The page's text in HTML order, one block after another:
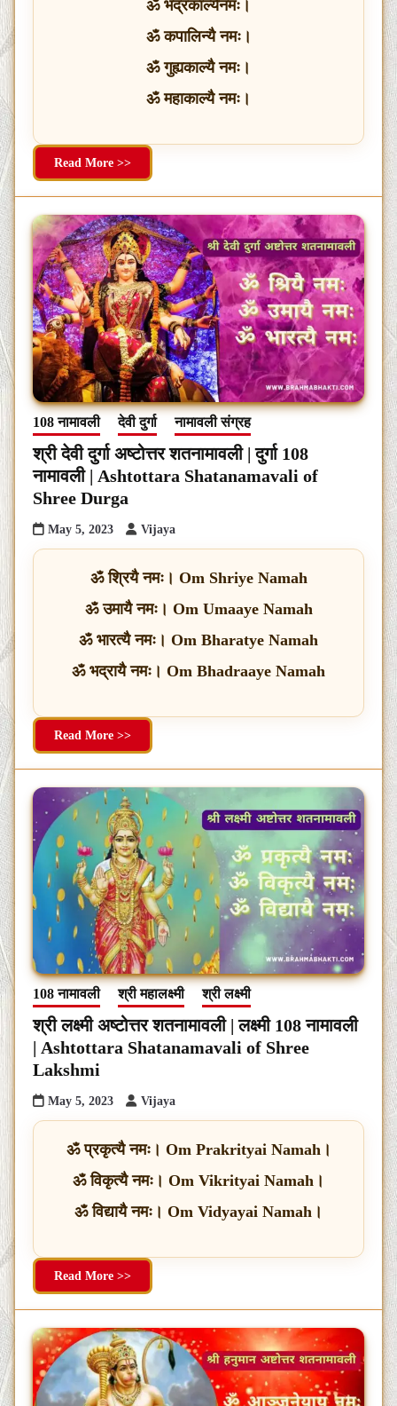
ॐ भद्रकाल्यैनमः।
ॐ कपालिन्यै नमः।
ॐ गुह्यकाल्यै नमः।
ॐ महाकाल्यै नमः।
Read More >>
108 नामावली देवी दुर्गा नामावली संग्रह
श्री देवी दुर्गा अष्टोत्तर शतनामावली | दुर्गा 108
नामावली | Ashtottara Shatanamavali of
Shree Durga
May 5, 2023 Vijaya
ॐ श्रियै नमः। Om Shriye Namah
ॐ उमायै नमः। Om Umaaye Namah
ॐ भारत्यै नमः। Om Bharatye Namah
ॐ भद्रायै नमः। Om Bhadraaye Namah
Read More >>
108 नामावली श्री महालक्ष्मी श्री लक्ष्मी
श्री लक्ष्मी अष्टोत्तर शतनामावली | लक्ष्मी 108 नामावली
| Ashtottara Shatanamavali of Shree
Lakshmi
May 5, 2023 Vijaya
ॐ प्रकृत्यै नमः। Om Prakrityai Namah।
ॐ विकृत्यै नमः। Om Vikrityai Namah।
ॐ विद्यायै नमः। Om Vidyayai Namah।
Read More >>